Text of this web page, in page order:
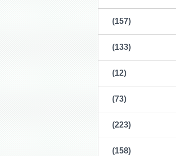
(157)
(133)
(12)
(73)
(223)
(158)